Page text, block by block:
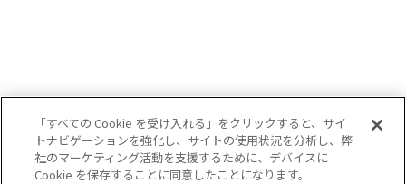
「すべての Cookie を受け入れる」をクリックすると、サイ
トナビゲーションを強化し、サイトの使用状況を分析し、弊
社のマーケティング活動を支援するために、デバイスに
Cookie を保存することに同意したことになります。